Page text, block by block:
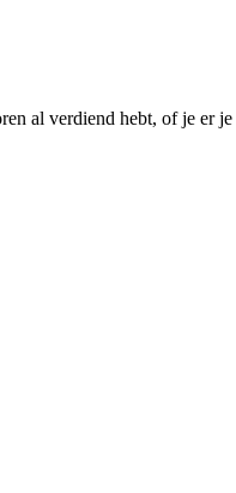
al verdiend hebt, of je er